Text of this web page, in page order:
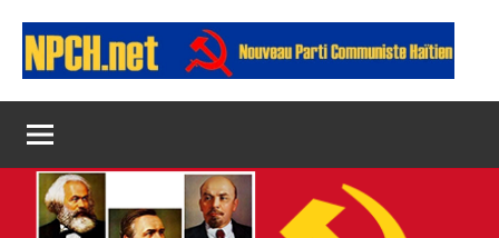
contenu
Npch
COMMUNISTE
HAÏTIEN